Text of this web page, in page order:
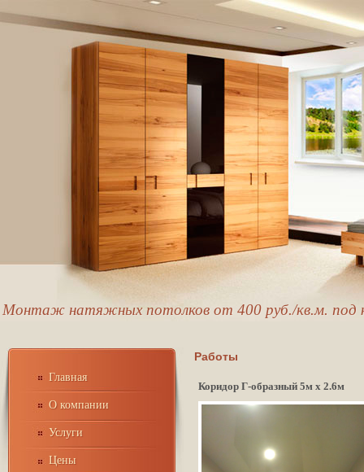
Монтаж натяжных потолков от 400 руб./кв.м. под
Главная
О компании
Услуги
Цены
Работы
Коридор Г-образный 5м х 2.6м